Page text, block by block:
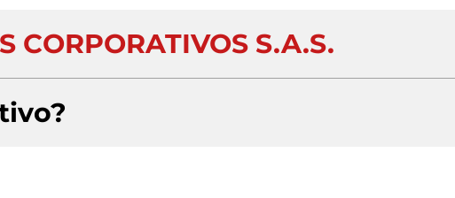
CORPORATIVOS S.A.S.